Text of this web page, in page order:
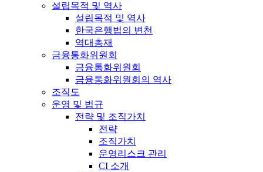
설립목적 및 역사
설립목적 및 역사
한국은행법의 변천
역대총재
금융통화위원회
금융통화위원회
금융통화위원회의 역사
조직도
운영 및 법규
전략 및 조직가치
전략
조직가치
운영리스크 관리
CI 소개